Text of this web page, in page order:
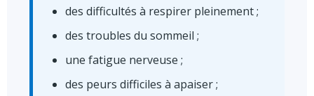
des difficultés à respirer pleinement ;
des troubles du sommeil ;
une fatigue nerveuse ;
des peurs difficiles à apaiser ;